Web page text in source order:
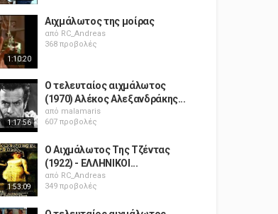
1:10:20
Αιχμάλωτος της μοίρας
από RC_Andreas
368 προβολές
1:17:56
Ο τελευταίος αιχμάλωτος
(1970) Αλέκος Αλεξανδράκης...
από malamaris
607 προβολές
1:53:09
Ο Αιχμάλωτος Της Τζέντας
(1922) - ΕΛΛΗΝΙΚΟΙ...
από RC_Andreas
349 προβολές